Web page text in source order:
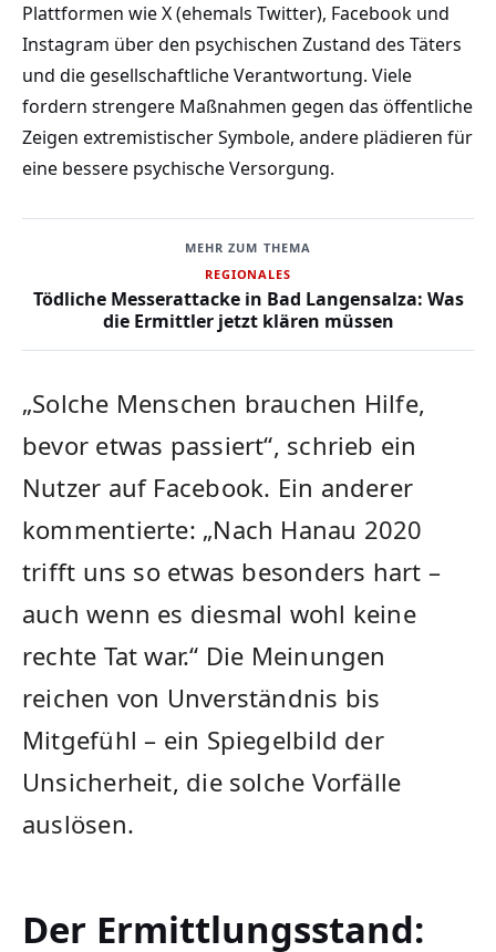
Plattformen wie X (ehemals Twitter), Facebook und
Instagram über den psychischen Zustand des Täters
und die gesellschaftliche Verantwortung. Viele
fordern strengere Maßnahmen gegen das öffentliche
Zeigen extremistischer Symbole, andere plädieren für
eine bessere psychische Versorgung.
MEHR ZUM THEMA
REGIONALES
Tödliche Messerattacke in Bad Langensalza: Was
die Ermittler jetzt klären müssen
„Solche Menschen brauchen Hilfe,
bevor etwas passiert“, schrieb ein
Nutzer auf Facebook. Ein anderer
kommentierte: „Nach Hanau 2020
trifft uns so etwas besonders hart –
auch wenn es diesmal wohl keine
rechte Tat war.“ Die Meinungen
reichen von Unverständnis bis
Mitgefühl – ein Spiegelbild der
Unsicherheit, die solche Vorfälle
auslösen.
Der Ermittlungsstand: